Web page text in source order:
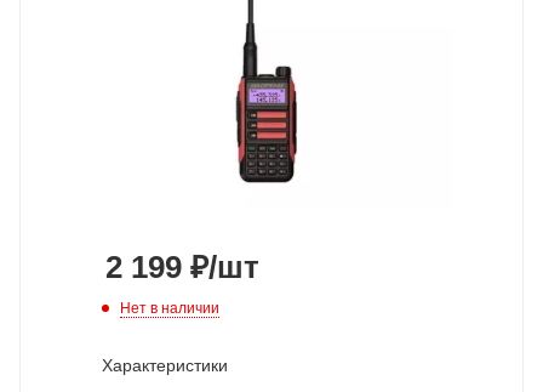
2 199 ₽/шт
Нет в наличии
Характеристики